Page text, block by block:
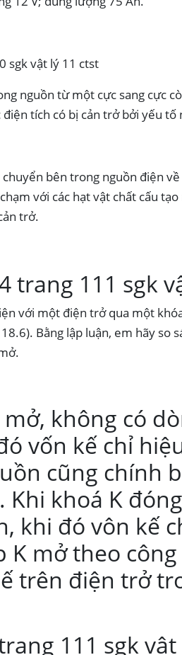
sgk vật lý 11 ctst
nguồn từ một cực sang cực
điện tích có bị cản trở bởi yếu tố
bên trong nguồn điện
với các hạt vật chất cấu
trở.
trang 111 sgk
với một điện trở qua một
Bằng lập luận, em hãy so
mở, không có
vốn kế chỉ
cũng chính
Khi khoá K
khi đó vôn kế
mở theo công
trên điện trở
111 sgk